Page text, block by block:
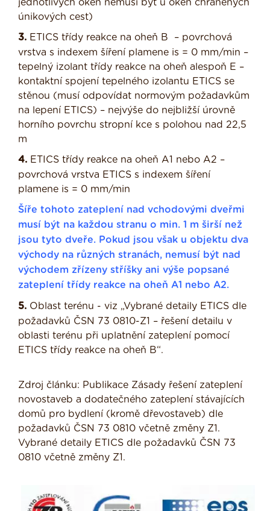
jednotlivých oken nemusí být u oken chráněných
únikových cest)
3. ETICS třídy reakce na oheň B – povrchová
vrstva s indexem šíření plamene is = 0 mm/min –
tepelný izolant třídy reakce na oheň alespoň E –
kontaktní spojení tepelného izolantu ETICS se
stěnou (musí odpovídat normovým požadavkům
na lepení ETICS) – nejvýše do nejbližší úrovně
horního povrchu stropní kce s polohou nad 22,5
m
4. ETICS třídy reakce na oheň A1 nebo A2 –
povrchová vrstva ETICS s indexem šíření
plamene is = 0 mm/min
Šíře tohoto zateplení nad vchodovými dveřmi
musí být na každou stranu o min. 1 m širší než
jsou tyto dveře. Pokud jsou však u objektu dva
východy na různých stranách, nemusí být nad
východem zřízeny stříšky ani výše popsané
zateplení třídy reakce na oheň A1 nebo A2.
5. Oblast terénu - viz „Vybrané detaily ETICS dle
požadavků ČSN 73 0810-Z1 – řešení detailu v
oblasti terénu při uplatnění zateplení pomocí
ETICS třídy reakce na oheň B“.
Zdroj článku: Publikace Zásady řešení zateplení
novostaveb a dodatečného zateplení stávajících
domů pro bydlení (kromě dřevostaveb) dle
požadavků ČSN 73 0810 včetně změny Z1.
Vybrané detaily ETICS dle požadavků ČSN 73
0810 včetně změny Z1.